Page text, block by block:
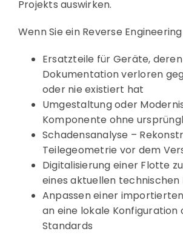
Projekts auswirken.
Wenn Sie ein Reverse
Ersatzteile für Geräte, deren
Dokumentation verloren
oder nie existiert hat
Umgestaltung oder
Komponente ohne
Schadensanalyse –
Teilegeometrie vor dem
Digitalisierung einer Flotte
eines aktuellen technischen
Anpassen einer
an eine lokale Konfiguration
Standards